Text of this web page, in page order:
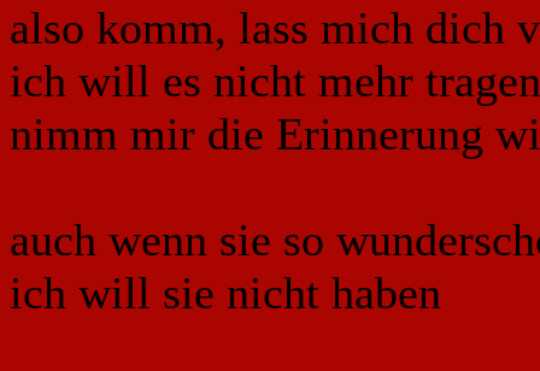
also komm, lass mich dich
ich will es nicht mehr tragen
nimm mir die Erinnerung
auch wenn sie so
ich will sie nicht haben